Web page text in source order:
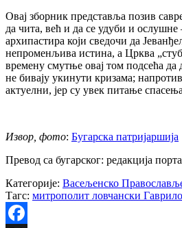
Овај зборник представља позив
да чита, већ и да се удуби и ослушне
архипастира који сведочи да
непроменљива истина, а Црква
времену смутње овај том подсећа
не бивају укинути кризама;
актуелни, јер су увек питање
Извор, фото: Бугарска патријаршија
Превод са бугарског: редакција
Категорије: Васељенско
Тагс: митрополит ловчански Гаврило